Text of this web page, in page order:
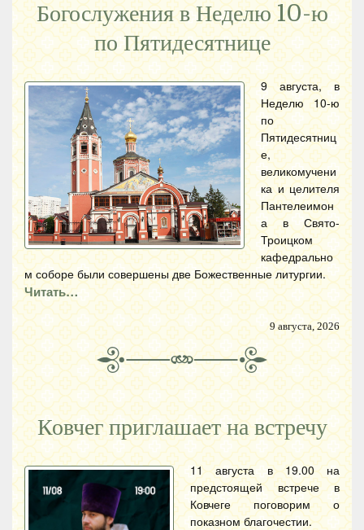
Богослужения в Неделю 10-ю
по Пятидесятнице
9 августа, в
Неделю 10-ю
по
Пятидесятниц
е,
великомучени
ка и целителя
Пантелеимон
а в Свято-
Троицком
кафедрально
м соборе были совершены две Божественные литургии.
Читать…
9 августа, 2026
Ковчег приглашает на встречу
11 августа в 19.00 на
предстоящей встрече в
Ковчеге поговорим о
показном благочестии.